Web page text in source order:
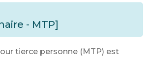
- MTP]
tierce personne (MTP) est